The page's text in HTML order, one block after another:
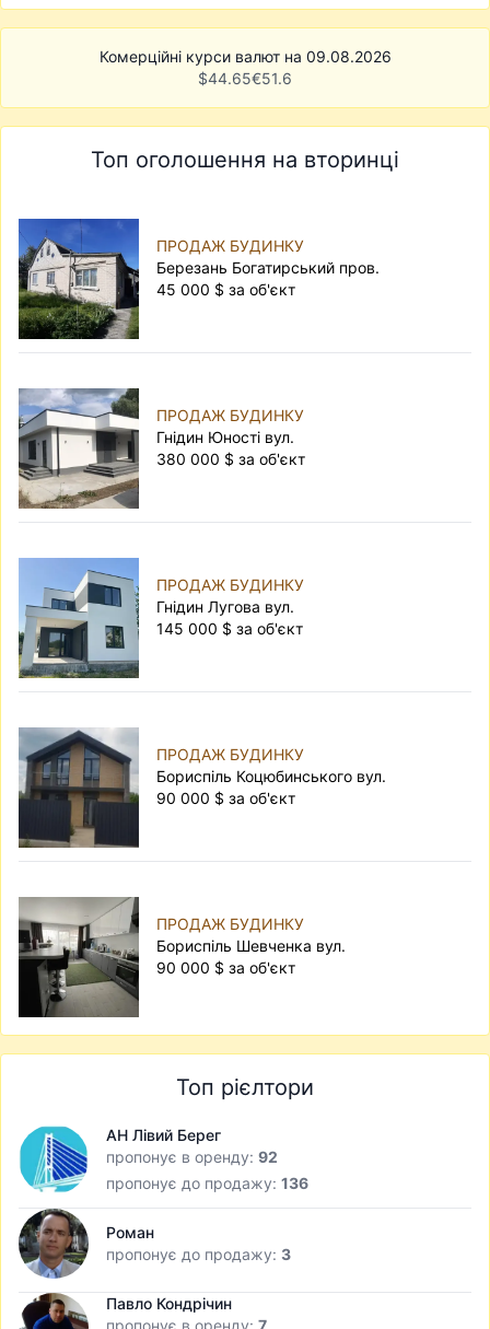
Комерційні курси валют на 09.08.2026
$44.65€51.6
Топ оголошення на вторинці
ПРОДАЖ БУДИНКУ
Березань Богатирський пров.
45 000 $ за об'єкт
ПРОДАЖ БУДИНКУ
Гнідин Юності вул.
380 000 $ за об'єкт
ПРОДАЖ БУДИНКУ
Гнідин Лугова вул.
145 000 $ за об'єкт
ПРОДАЖ БУДИНКУ
Бориспіль Коцюбинського вул.
90 000 $ за об'єкт
ПРОДАЖ БУДИНКУ
Бориспіль Шевченка вул.
90 000 $ за об'єкт
Топ рієлтори
АН Лівий Берег
пропонує в оренду: 92
пропонує до продажу: 136
Роман
пропонує до продажу: 3
Павло Кондрічин
пропонує в оренду: 7